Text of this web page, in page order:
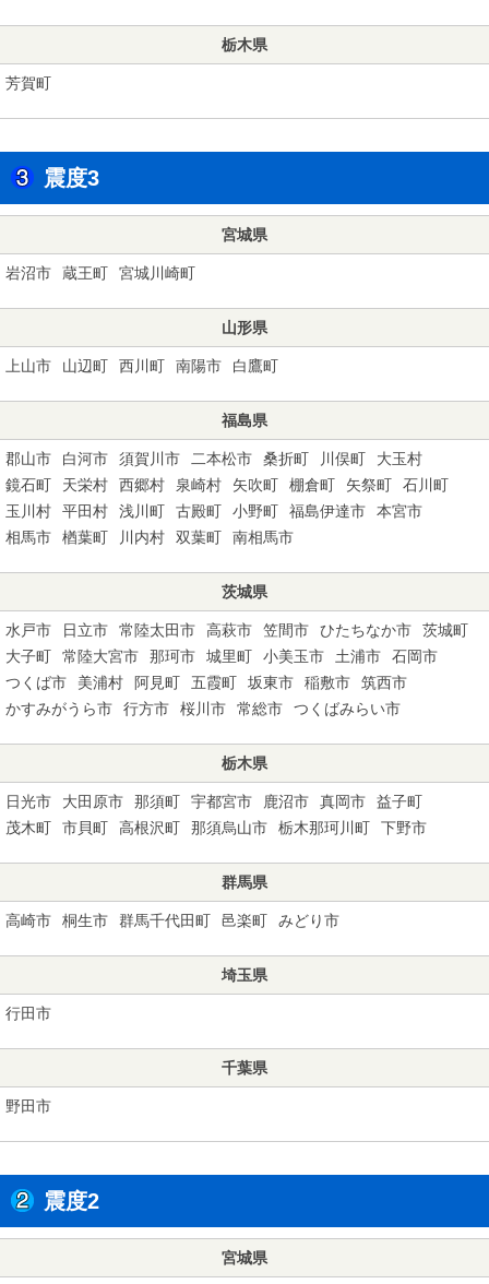
栃木県
芳賀町
震度3
宮城県
岩沼市 蔵王町 宮城川崎町
山形県
上山市 山辺町 西川町 南陽市 白鷹町
福島県
郡山市 白河市 須賀川市 二本松市 桑折町 川俣町
大玉村
鏡石町
天栄村 西郷村 泉崎村 矢吹町 棚倉町 矢祭町
石川町
玉川村
平田村 浅川町 古殿町 小野町 福島伊達市
本宮市
相馬市
楢葉町 川内村 双葉町 南相馬市
茨城県
水戸市 日立市 常陸太田市 高萩市 笠間市 ひたちなか市
茨城町
大子町
常陸大宮市 那珂市 城里町 小美玉市 土浦市
石岡市
つくば市
美浦村 阿見町 五霞町 坂東市 稲敷市
筑西市
かすみがうら市
行方市 桜川市 常総市 つくばみらい市
栃木県
日光市 大田原市 那須町 宇都宮市 鹿沼市 真岡市
益子町
茂木町
市貝町 高根沢町 那須烏山市 栃木那珂川町 下野市
群馬県
高崎市 桐生市 群馬千代田町 邑楽町 みどり市
埼玉県
行田市
千葉県
野田市
震度2
宮城県